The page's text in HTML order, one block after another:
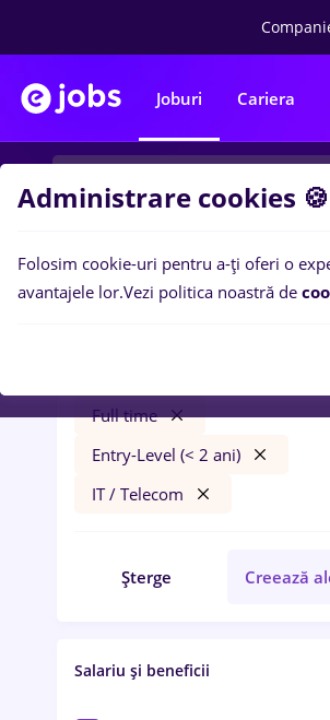
Joburi Cariera
Filtre
Full time
Entry-Level (< 2 ani)
IT / Telecom
Șterge Creează
Salariu și beneficii
Administrare cookies 🍪
Folosim cookie-uri pentru a-ți oferi o
avantajele lor.Vezi politica noastră de